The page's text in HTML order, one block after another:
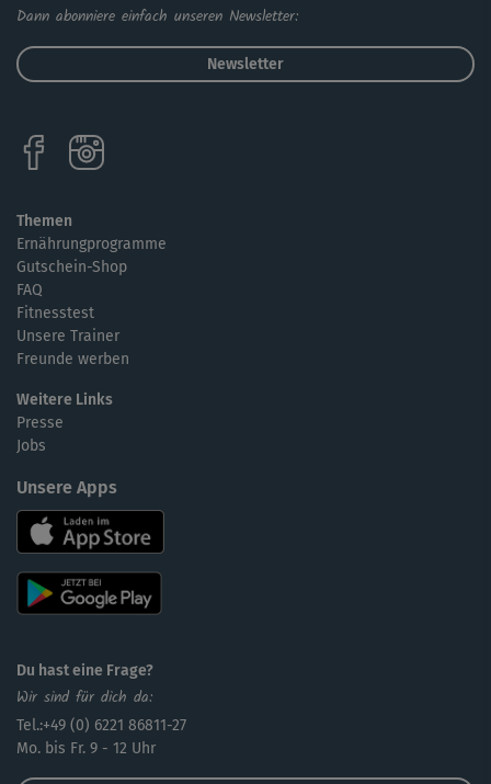
Dann abonniere einfach unseren Newsletter:
Newsletter
Themen
Ernährungprogramme
Gutschein-Shop
FAQ
Fitnesstest
Unsere Trainer
Freunde werben
Weitere Links
Presse
Jobs
Unsere Apps
Du hast eine Frage?
Wir sind für dich da:
Tel.:+49 (0) 6221 86811-27
Mo. bis Fr. 9 - 12 Uhr